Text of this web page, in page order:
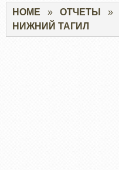
Строка
навигации
HOME ОТЧЕТЫ
НИЖНИЙ ТАГИЛ